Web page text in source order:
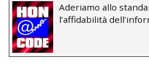
Aderiamo allo
l’affidabilità